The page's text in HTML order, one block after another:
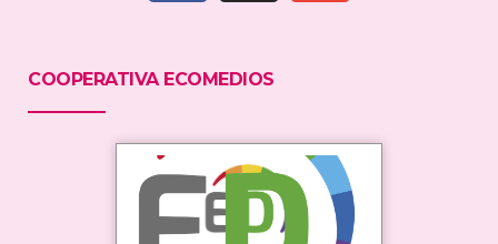
COOPERATIVA ECOMEDIOS